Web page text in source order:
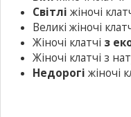
Світлі жіночі
Великі жіночі
Жіночі клатчі з
Жіночі клатчі з
Недорогі жіночі